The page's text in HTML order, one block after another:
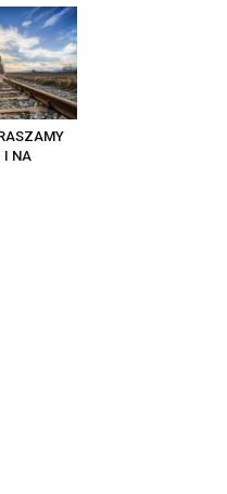
I NA